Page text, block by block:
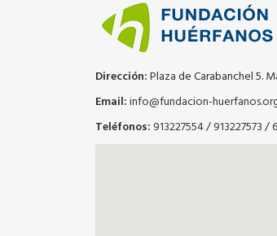
Dirección:Plaza de Carabanchel 5.
Email:info@fundacion-
Teléfonos: 913227554/913227573/